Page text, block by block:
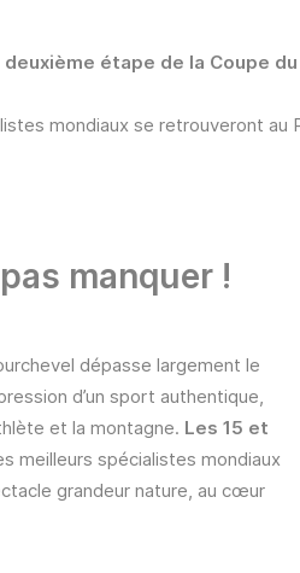
deuxième étape de la Coupe
mondiaux se retrouveront
manquer !
dépasse largement le
d’un sport authentique,
et la montagne. Les 15 et
meilleurs spécialistes mondiaux
grandeur nature, au cœur